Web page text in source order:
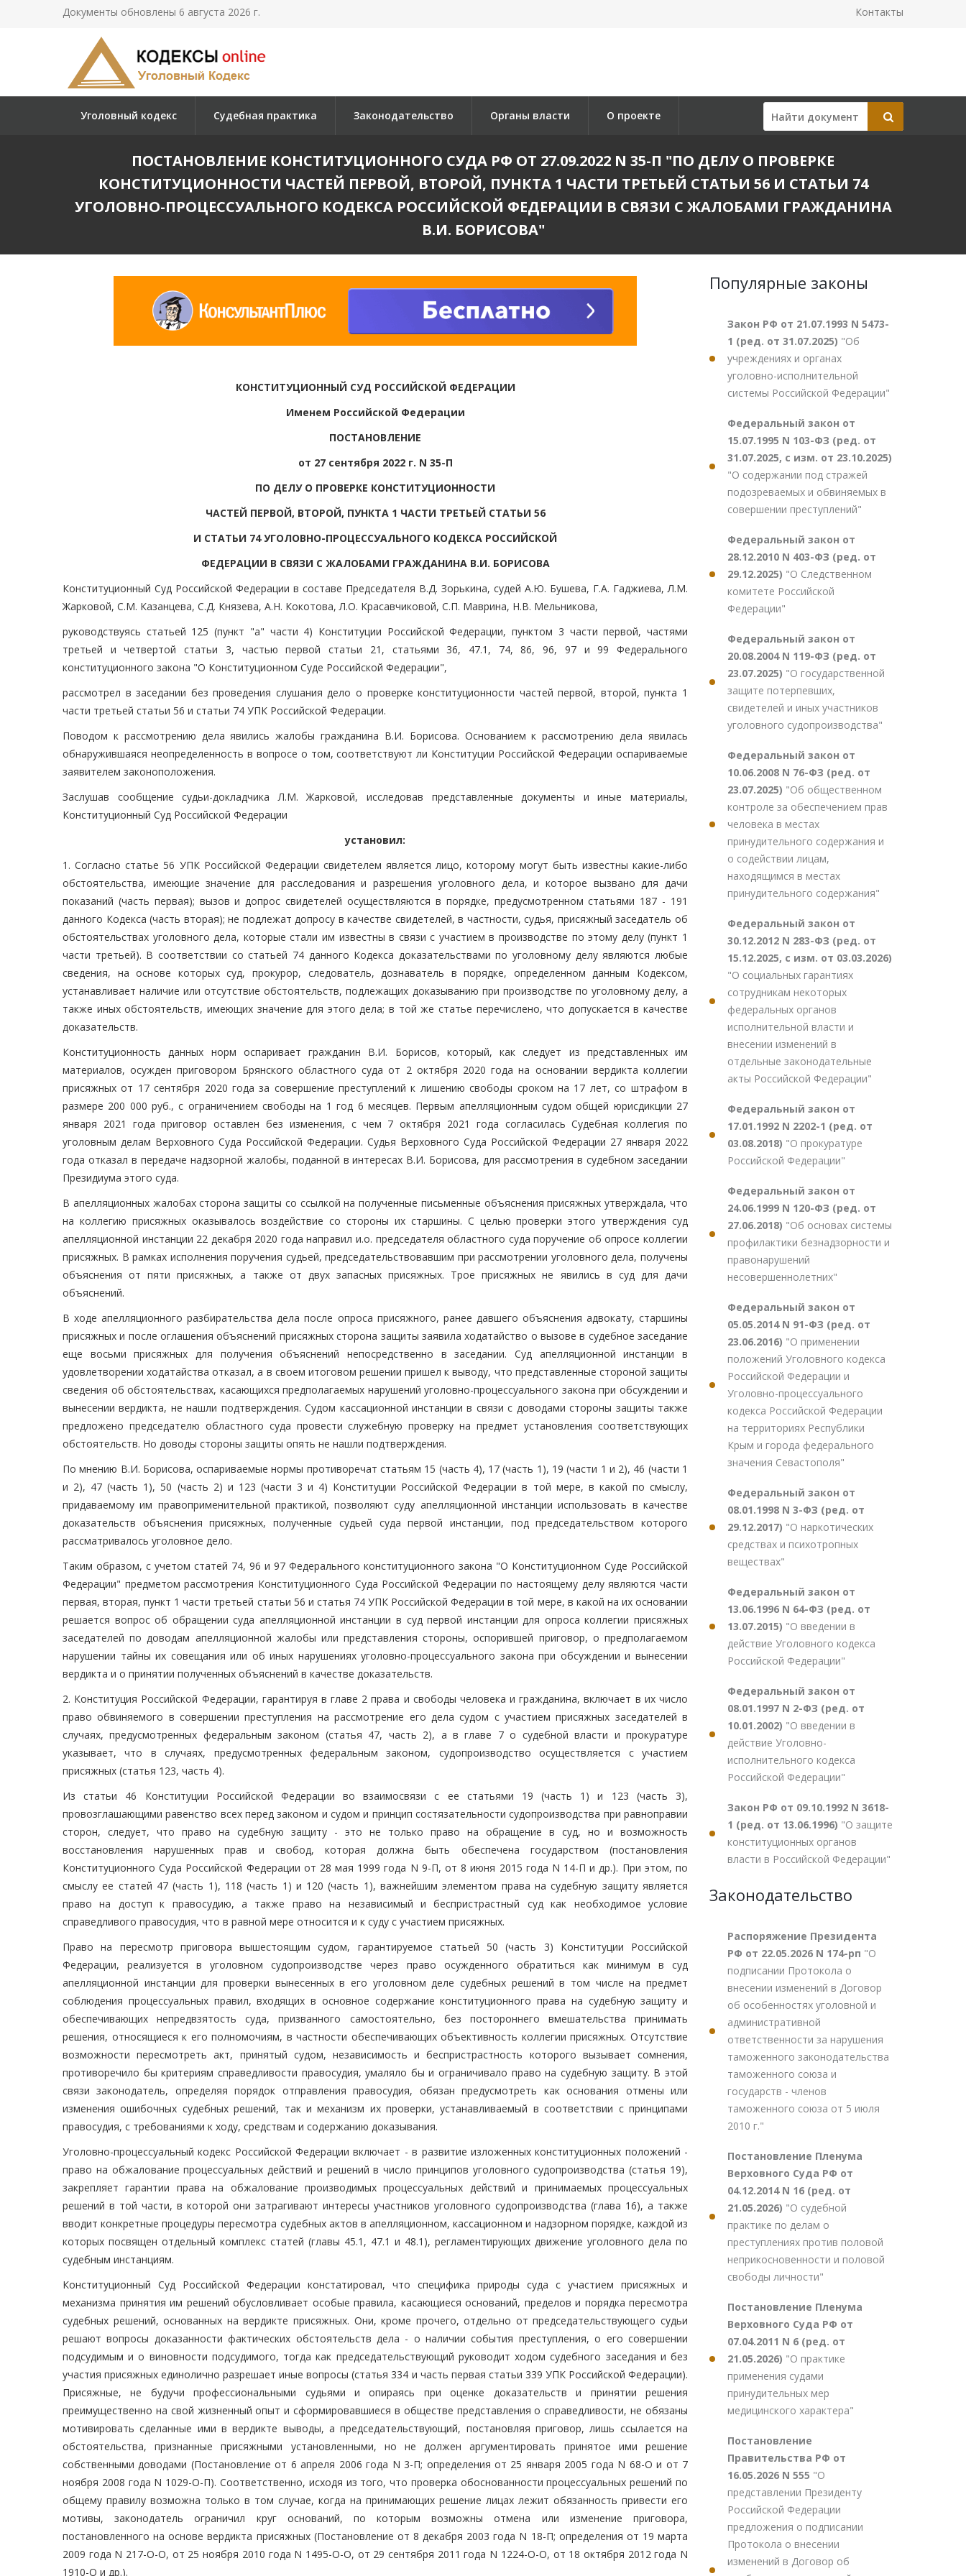
Документы обновлены 6 августа 2026 г. Контакты
Уголовный кодекс Судебная практика Законодательство Органы власти О проекте
ПОСТАНОВЛЕНИЕ КОНСТИТУЦИОННОГО СУДА РФ ОТ 27.09.2022 N 35-П "ПО ДЕЛУ О ПРОВЕРКЕ
КОНСТИТУЦИОННОСТИ ЧАСТЕЙ ПЕРВОЙ, ВТОРОЙ, ПУНКТА 1 ЧАСТИ ТРЕТЬЕЙ СТАТЬИ 56 И СТАТЬИ 74
УГОЛОВНО-ПРОЦЕССУАЛЬНОГО КОДЕКСА РОССИЙСКОЙ ФЕДЕРАЦИИ В СВЯЗИ С ЖАЛОБАМИ ГРАЖДАНИНА
В.И. БОРИСОВА"
КОНСТИТУЦИОННЫЙ СУД РОССИЙСКОЙ ФЕДЕРАЦИИ
Именем Российской Федерации
ПОСТАНОВЛЕНИЕ
от 27 сентября 2022 г. N 35-П
ПО ДЕЛУ О ПРОВЕРКЕ КОНСТИТУЦИОННОСТИ
ЧАСТЕЙ ПЕРВОЙ, ВТОРОЙ, ПУНКТА 1 ЧАСТИ ТРЕТЬЕЙ СТАТЬИ 56
И СТАТЬИ 74 УГОЛОВНО-ПРОЦЕССУАЛЬНОГО КОДЕКСА РОССИЙСКОЙ
ФЕДЕРАЦИИ В СВЯЗИ С ЖАЛОБАМИ ГРАЖДАНИНА В.И. БОРИСОВА
Конституционный Суд Российской Федерации в составе Председателя В.Д. Зорькина, судей А.Ю. Бушева, Г.А. Гаджиева, Л.М.
Жарковой, С.М. Казанцева, С.Д. Князева, А.Н. Кокотова, Л.О. Красавчиковой, С.П. Маврина, Н.В. Мельникова,
руководствуясь статьей 125 (пункт "а" части 4) Конституции Российской Федерации, пунктом 3 части первой, частями
третьей и четвертой статьи 3, частью первой статьи 21, статьями 36, 47.1, 74, 86, 96, 97 и 99 Федерального
конституционного закона "О Конституционном Суде Российской Федерации",
рассмотрел в заседании без проведения слушания дело о проверке конституционности частей первой, второй, пункта 1
части третьей статьи 56 и статьи 74 УПК Российской Федерации.
Поводом к рассмотрению дела явились жалобы гражданина В.И. Борисова. Основанием к рассмотрению дела явилась
обнаружившаяся неопределенность в вопросе о том, соответствуют ли Конституции Российской Федерации оспариваемые
заявителем законоположения.
Заслушав сообщение судьи-докладчика Л.М. Жарковой, исследовав представленные документы и иные материалы,
Конституционный Суд Российской Федерации
установил:
1. Согласно статье 56 УПК Российской Федерации свидетелем является лицо, которому могут быть известны какие-либо
обстоятельства, имеющие значение для расследования и разрешения уголовного дела, и которое вызвано для дачи
показаний (часть первая); вызов и допрос свидетелей осуществляются в порядке, предусмотренном статьями 187 - 191
данного Кодекса (часть вторая); не подлежат допросу в качестве свидетелей, в частности, судья, присяжный заседатель об
обстоятельствах уголовного дела, которые стали им известны в связи с участием в производстве по этому делу (пункт 1
части третьей). В соответствии со статьей 74 данного Кодекса доказательствами по уголовному делу являются любые
сведения, на основе которых суд, прокурор, следователь, дознаватель в порядке, определенном данным Кодексом,
устанавливает наличие или отсутствие обстоятельств, подлежащих доказыванию при производстве по уголовному делу, а
также иных обстоятельств, имеющих значение для этого дела; в той же статье перечислено, что допускается в качестве
доказательств.
Конституционность данных норм оспаривает гражданин В.И. Борисов, который, как следует из представленных им
материалов, осужден приговором Брянского областного суда от 2 октября 2020 года на основании вердикта коллегии
присяжных от 17 сентября 2020 года за совершение преступлений к лишению свободы сроком на 17 лет, со штрафом в
размере 200 000 руб., с ограничением свободы на 1 год 6 месяцев. Первым апелляционным судом общей юрисдикции 27
января 2021 года приговор оставлен без изменения, с чем 7 октября 2021 года согласилась Судебная коллегия по
уголовным делам Верховного Суда Российской Федерации. Судья Верховного Суда Российской Федерации 27 января 2022
года отказал в передаче надзорной жалобы, поданной в интересах В.И. Борисова, для рассмотрения в судебном заседании
Президиума этого суда.
В апелляционных жалобах сторона защиты со ссылкой на полученные письменные объяснения присяжных утверждала, что
на коллегию присяжных оказывалось воздействие со стороны их старшины. С целью проверки этого утверждения суд
апелляционной инстанции 22 декабря 2020 года направил и.о. председателя областного суда поручение об опросе коллегии
присяжных. В рамках исполнения поручения судьей, председательствовавшим при рассмотрении уголовного дела, получены
объяснения от пяти присяжных, а также от двух запасных присяжных. Трое присяжных не явились в суд для дачи
объяснений.
В ходе апелляционного разбирательства дела после опроса присяжного, ранее давшего объяснения адвокату, старшины
присяжных и после оглашения объяснений присяжных сторона защиты заявила ходатайство о вызове в судебное заседание
еще восьми присяжных для получения объяснений непосредственно в заседании. Суд апелляционной инстанции в
удовлетворении ходатайства отказал, а в своем итоговом решении пришел к выводу, что представленные стороной защиты
сведения об обстоятельствах, касающихся предполагаемых нарушений уголовно-процессуального закона при обсуждении и
вынесении вердикта, не нашли подтверждения. Судом кассационной инстанции в связи с доводами стороны защиты также
предложено председателю областного суда провести служебную проверку на предмет установления соответствующих
обстоятельств. Но доводы стороны защиты опять не нашли подтверждения.
По мнению В.И. Борисова, оспариваемые нормы противоречат статьям 15 (часть 4), 17 (часть 1), 19 (части 1 и 2), 46 (части 1
и 2), 47 (часть 1), 50 (часть 2) и 123 (части 3 и 4) Конституции Российской Федерации в той мере, в какой по смыслу,
придаваемому им правоприменительной практикой, позволяют суду апелляционной инстанции использовать в качестве
доказательств объяснения присяжных, полученные судьей суда первой инстанции, под председательством которого
рассматривалось уголовное дело.
Таким образом, с учетом статей 74, 96 и 97 Федерального конституционного закона "О Конституционном Суде Российской
Федерации" предметом рассмотрения Конституционного Суда Российской Федерации по настоящему делу являются части
первая, вторая, пункт 1 части третьей статьи 56 и статья 74 УПК Российской Федерации в той мере, в какой на их основании
решается вопрос об обращении суда апелляционной инстанции в суд первой инстанции для опроса коллегии присяжных
заседателей по доводам апелляционной жалобы или представления стороны, оспорившей приговор, о предполагаемом
нарушении тайны их совещания или об иных нарушениях уголовно-процессуального закона при обсуждении и вынесении
вердикта и о принятии полученных объяснений в качестве доказательств.
2. Конституция Российской Федерации, гарантируя в главе 2 права и свободы человека и гражданина, включает в их число
право обвиняемого в совершении преступления на рассмотрение его дела судом с участием присяжных заседателей в
случаях, предусмотренных федеральным законом (статья 47, часть 2), а в главе 7 о судебной власти и прокуратуре
указывает, что в случаях, предусмотренных федеральным законом, судопроизводство осуществляется с участием
присяжных (статья 123, часть 4).
Из статьи 46 Конституции Российской Федерации во взаимосвязи с ее статьями 19 (часть 1) и 123 (часть 3),
провозглашающими равенство всех перед законом и судом и принцип состязательности судопроизводства при равноправии
сторон, следует, что право на судебную защиту - это не только право на обращение в суд, но и возможность
восстановления нарушенных прав и свобод, которая должна быть обеспечена государством (постановления
Конституционного Суда Российской Федерации от 28 мая 1999 года N 9-П, от 8 июня 2015 года N 14-П и др.). При этом, по
смыслу ее статей 47 (часть 1), 118 (часть 1) и 120 (часть 1), важнейшим элементом права на судебную защиту является
право на доступ к правосудию, а также право на независимый и беспристрастный суд как необходимое условие
справедливого правосудия, что в равной мере относится и к суду с участием присяжных.
Право на пересмотр приговора вышестоящим судом, гарантируемое статьей 50 (часть 3) Конституции Российской
Федерации, реализуется в уголовном судопроизводстве через право осужденного обратиться как минимум в суд
апелляционной инстанции для проверки вынесенных в его уголовном деле судебных решений в том числе на предмет
соблюдения процессуальных правил, входящих в основное содержание конституционного права на судебную защиту и
обеспечивающих непредвзятость суда, призванного самостоятельно, без постороннего вмешательства принимать
решения, относящиеся к его полномочиям, в частности обеспечивающих объективность коллегии присяжных. Отсутствие
возможности пересмотреть акт, принятый судом, независимость и беспристрастность которого вызывает сомнения,
противоречило бы критериям справедливости правосудия, умаляло бы и ограничивало право на судебную защиту. В этой
связи законодатель, определяя порядок отправления правосудия, обязан предусмотреть как основания отмены или
изменения ошибочных судебных решений, так и механизм их проверки, устанавливаемый в соответствии с принципами
правосудия, с требованиями к ходу, средствам и содержанию доказывания.
Уголовно-процессуальный кодекс Российской Федерации включает - в развитие изложенных конституционных положений -
право на обжалование процессуальных действий и решений в число принципов уголовного судопроизводства (статья 19),
закрепляет гарантии права на обжалование производимых процессуальных действий и принимаемых процессуальных
решений в той части, в которой они затрагивают интересы участников уголовного судопроизводства (глава 16), а также
вводит конкретные процедуры пересмотра судебных актов в апелляционном, кассационном и надзорном порядке, каждой из
которых посвящен отдельный комплекс статей (главы 45.1, 47.1 и 48.1), регламентирующих движение уголовного дела по
судебным инстанциям.
Конституционный Суд Российской Федерации констатировал, что специфика природы суда с участием присяжных и
механизма принятия им решений обусловливает особые правила, касающиеся оснований, пределов и порядка пересмотра
судебных решений, основанных на вердикте присяжных. Они, кроме прочего, отдельно от председательствующего судьи
решают вопросы доказанности фактических обстоятельств дела - о наличии события преступления, о его совершении
подсудимым и о виновности подсудимого, тогда как председательствующий руководит ходом судебного заседания и без
участия присяжных единолично разрешает иные вопросы (статья 334 и часть первая статьи 339 УПК Российской Федерации).
Присяжные, не будучи профессиональными судьями и опираясь при оценке доказательств и принятии решения
преимущественно на свой жизненный опыт и сформировавшиеся в обществе представления о справедливости, не обязаны
мотивировать сделанные ими в вердикте выводы, а председательствующий, постановляя приговор, лишь ссылается на
обстоятельства, признанные присяжными установленными, но не должен аргументировать принятое ими решение
собственными доводами (Постановление от 6 апреля 2006 года N 3-П; определения от 25 января 2005 года N 68-О и от 7
ноября 2008 года N 1029-О-П). Соответственно, исходя из того, что проверка обоснованности процессуальных решений по
общему правилу возможна только в том случае, когда на принимающих решение лицах лежит обязанность привести его
мотивы, законодатель ограничил круг оснований, по которым возможны отмена или изменение приговора,
постановленного на основе вердикта присяжных (Постановление от 8 декабря 2003 года N 18-П; определения от 19 марта
2009 года N 217-О-О, от 25 ноября 2010 года N 1495-О-О, от 29 сентября 2011 года N 1224-О-О, от 18 октября 2012 года N
1910-О и др.).
Популярные законы
Закон РФ от 21.07.1993 N 5473-
1 (ред. от 31.07.2025) "Об
учреждениях и органах
уголовно-исполнительной
системы Российской Федерации"
Федеральный закон от
15.07.1995 N 103-ФЗ (ред. от
31.07.2025, с изм. от 23.10.2025)
"О содержании под стражей
подозреваемых и обвиняемых в
совершении преступлений"
Федеральный закон от
28.12.2010 N 403-ФЗ (ред. от
29.12.2025) "О Следственном
комитете Российской
Федерации"
Федеральный закон от
20.08.2004 N 119-ФЗ (ред. от
23.07.2025) "О государственной
защите потерпевших,
свидетелей и иных участников
уголовного судопроизводства"
Федеральный закон от
10.06.2008 N 76-ФЗ (ред. от
23.07.2025) "Об общественном
контроле за обеспечением прав
человека в местах
принудительного содержания и
о содействии лицам,
находящимся в местах
принудительного содержания"
Федеральный закон от
30.12.2012 N 283-ФЗ (ред. от
15.12.2025, с изм. от 03.03.2026)
"О социальных гарантиях
сотрудникам некоторых
федеральных органов
исполнительной власти и
внесении изменений в
отдельные законодательные
акты Российской Федерации"
Федеральный закон от
17.01.1992 N 2202-1 (ред. от
03.08.2018) "О прокуратуре
Российской Федерации"
Федеральный закон от
24.06.1999 N 120-ФЗ (ред. от
27.06.2018) "Об основах системы
профилактики безнадзорности и
правонарушений
несовершеннолетних"
Федеральный закон от
05.05.2014 N 91-ФЗ (ред. от
23.06.2016) "О применении
положений Уголовного кодекса
Российской Федерации и
Уголовно-процессуального
кодекса Российской Федерации
на территориях Республики
Крым и города федерального
значения Севастополя"
Федеральный закон от
08.01.1998 N 3-ФЗ (ред. от
29.12.2017) "О наркотических
средствах и психотропных
веществах"
Федеральный закон от
13.06.1996 N 64-ФЗ (ред. от
13.07.2015) "О введении в
действие Уголовного кодекса
Российской Федерации"
Федеральный закон от
08.01.1997 N 2-ФЗ (ред. от
10.01.2002) "О введении в
действие Уголовно-
исполнительного кодекса
Российской Федерации"
Закон РФ от 09.10.1992 N 3618-
1 (ред. от 13.06.1996) "О защите
конституционных органов
власти в Российской Федерации"
Законодательство
Распоряжение Президента
РФ от 22.05.2026 N 174-рп "О
подписании Протокола о
внесении изменений в Договор
об особенностях уголовной и
административной
ответственности за нарушения
таможенного законодательства
таможенного союза и
государств - членов
таможенного союза от 5 июля
2010 г."
Постановление Пленума
Верховного Суда РФ от
04.12.2014 N 16 (ред. от
21.05.2026) "О судебной
практике по делам о
преступлениях против половой
неприкосновенности и половой
свободы личности"
Постановление Пленума
Верховного Суда РФ от
07.04.2011 N 6 (ред. от
21.05.2026) "О практике
применения судами
принудительных мер
медицинского характера"
Постановление
Правительства РФ от
16.05.2026 N 555 "О
представлении Президенту
Российской Федерации
предложения о подписании
Протокола о внесении
изменений в Договор об